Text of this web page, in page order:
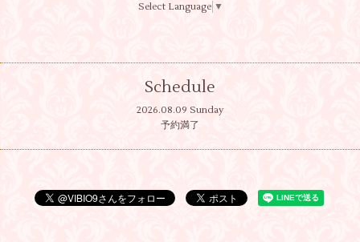
Select Language ▼
Schedule
2026.08.09 Sunday
予約満了